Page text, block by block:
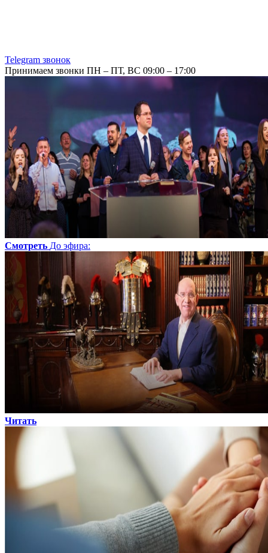
Telegram звонок
Принимаем звонки ПН – ПТ, ВС 09:00 – 17:00
Смотреть До эфира:
Читать